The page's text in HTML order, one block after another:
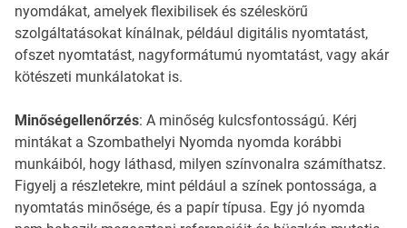
nyomdákat, amelyek flexibilisek és széleskörű
szolgáltatásokat kínálnak, például digitális nyomtatást,
ofszet nyomtatást, nagyformátumú nyomtatást, vagy akár
kötészeti munkálatokat is.
Minőségellenőrzés: A minőség kulcsfontosságú. Kérj
mintákat a Szombathelyi Nyomda nyomda korábbi
munkáiból, hogy láthasd, milyen színvonalra számíthatsz.
Figyelj a részletekre, mint például a színek pontossága, a
nyomtatás minősége, és a papír típusa. Egy jó nyomda